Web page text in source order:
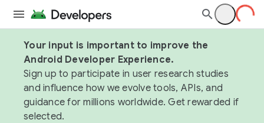
Your input is important to improve the
Android Developer Experience.
Sign up to participate in user research studies
and influence how we evolve tools, APIs, and
guidance for millions worldwide. Get rewarded if
selected.